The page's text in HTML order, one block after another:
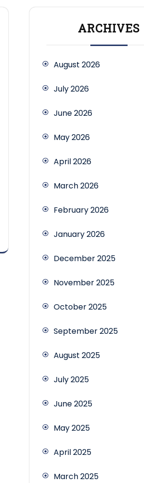
ARCHIVES
August 2026
July 2026
June 2026
May 2026
April 2026
March 2026
February 2026
January 2026
December 2025
November 2025
October 2025
September 2025
August 2025
July 2025
June 2025
May 2025
April 2025
March 2025